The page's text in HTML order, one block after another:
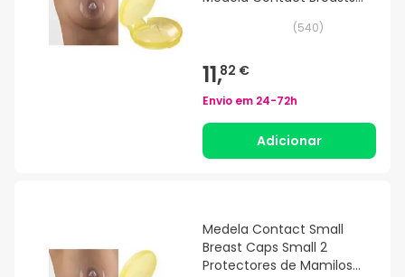
(540)
11,82 €
Envio em 24-72h
Adicionar
Medela Contact Small
Breast Caps Small 2
Protectores de Mamilos